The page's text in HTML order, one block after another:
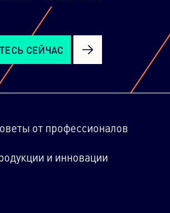
СЕЙЧАС
от профессионалов
и инновации